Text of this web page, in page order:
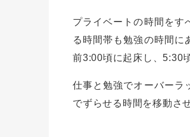
プライベートの時間をす
る時間帯も勉強の時間に
前3:00頃に起床し、5:30
仕事と勉強でオーバーラ
でずらせる時間を移動さ